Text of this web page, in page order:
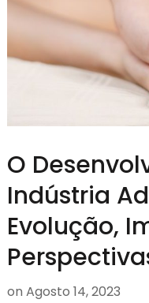
O
Indústria
Evolução,
on Agosto 14, 2023